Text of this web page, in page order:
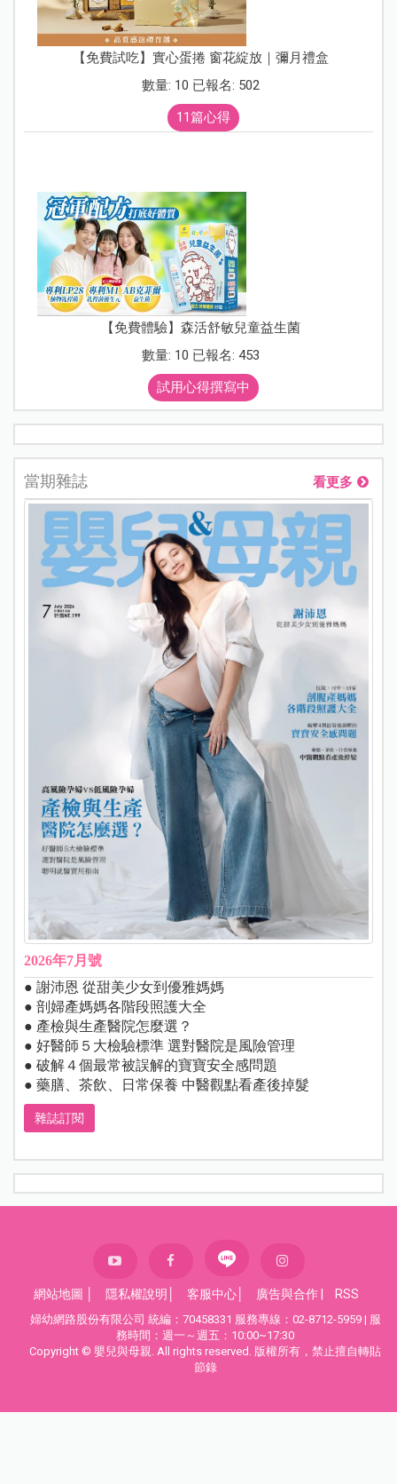
【免費試吃】實心蛋捲 窗花綻放｜彌月禮盒
數量: 10 已報名: 502
11篇心得
【免費體驗】森活舒敏兒童益生菌
數量: 10 已報名: 453
試用心得撰寫中
當期雜誌 看更多
2026年7月號
● 謝沛恩 從甜美少女到優雅媽媽
● 剖婦產媽媽各階段照護大全
● 產檢與生產醫院怎麼選？
● 好醫師５大檢驗標準 選對醫院是風險管理
● 破解４個最常被誤解的寶寶安全感問題
● 藥膳、茶飲、日常保養 中醫觀點看產後掉髮
雜誌訂閱
網站地圖 隱私權說明 客服中心 廣告與合作 RSS
婦幼網路股份有限公司 統編：70458331 服務專線：02-8712-5959 | 服
務時間：週一～週五：10:00~17:30
Copyright © 嬰兒與母親. All rights reserved. 版權所有，禁止擅自轉貼
節錄